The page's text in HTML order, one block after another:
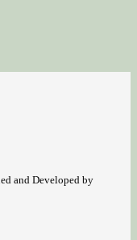
and Developed by